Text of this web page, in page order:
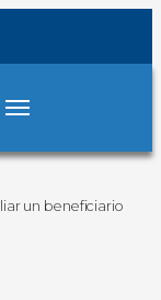
un beneficiario